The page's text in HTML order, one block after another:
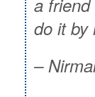
a
do it by
–